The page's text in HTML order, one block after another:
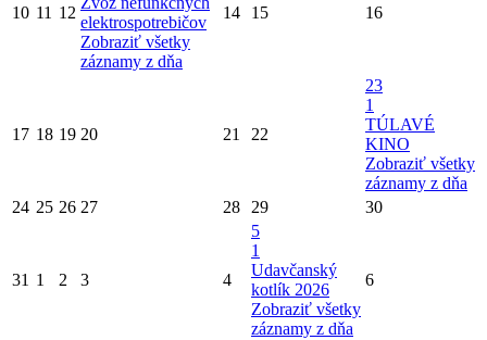
10 11 12
elektrospotrebičov
Zobraziť všetky
záznamy z dňa
14 15 16
17 18 19 20 21 22
23
1
TÚLAVÉ
KINO
Zobraziť všetky
záznamy z dňa
24 25 26 27 28 29 30
31 1 2 3 4
5
1
Udavčanský
kotlík 2026
Zobraziť všetky
záznamy z dňa
6